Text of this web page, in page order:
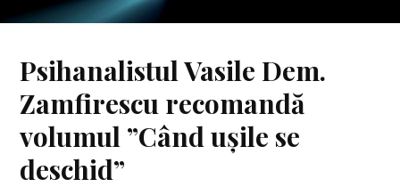
Psihanalistul Vasile Dem.
Zamfirescu recomandă
volumul ”Când ușile se
deschid”